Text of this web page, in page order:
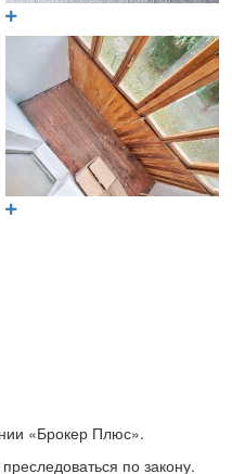
«Брокер Плюс».
по закону.